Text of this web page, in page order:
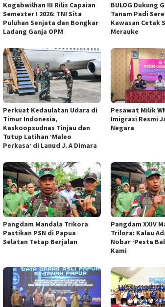
Kogabwilhan III Rilis Capaian
Semester I 2026: TNI Sita
Puluhan Senjata dan Bongkar
Ladang Ganja OPM
BULOG Dukung
Tanam Padi
Kawasan Cetak
Merauke
Perkuat Kedaulatan Udara di
Timur Indonesia,
Kaskoopsudnas Tinjau dan
Tutup Latihan ‘Maleo
Perkasa’ di Lanud J. A Dimara
Pesawat Milik
Imigrasi Resmi
Negara
Pangdam Mandala Trikora
Pastikan PSN di Papua
Selatan Tetap Berjalan
​Pangdam XXIV
Trilora: Kalau
Nobar ‘Pesta
Kami